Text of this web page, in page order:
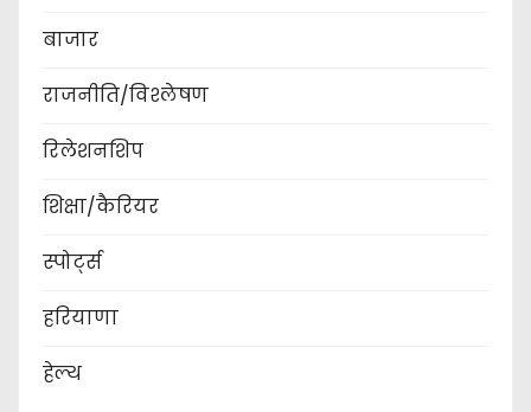
बाजार
राजनीति/विश्लेषण
रिलेशनशिप
शिक्षा/कैरियर
स्पोर्ट्स
हरियाणा
हेल्थ